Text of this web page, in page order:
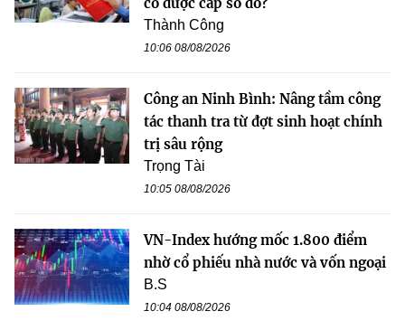
Thành Công
10:06 08/08/2026
Công an Ninh Bình: Nâng tầm công
tác thanh tra từ đợt sinh hoạt chính
trị sâu rộng
Trọng Tài
10:05 08/08/2026
VN-Index hướng mốc 1.800 điểm
nhờ cổ phiếu nhà nước và vốn ngoại
B.S
10:04 08/08/2026